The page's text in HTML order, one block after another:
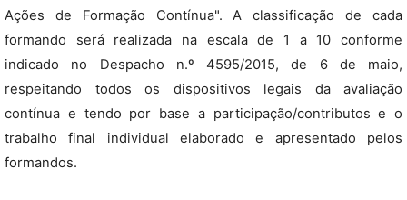
Ações de Formação Contínua". A classificação de cada
formando será realizada na escala de 1 a 10 conforme
indicado no Despacho n.º 4595/2015, de 6 de maio,
respeitando todos os dispositivos legais da avaliação
contínua e tendo por base a participação/contributos e o
trabalho final individual elaborado e apresentado pelos
formandos.